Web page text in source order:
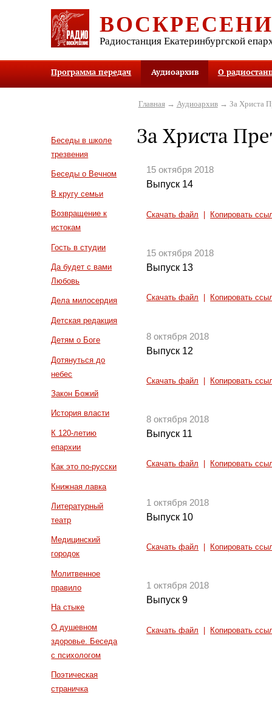
Радиостанция Екатеринбургской
Программа передач Аудиоархив О
Беседы в школе
трезвения
Беседы о Вечном
В кругу семьи
Возвращение к
истокам
Гость в студии
Да будет с вами
Любовь
Дела милосердия
Детская редакция
Детям о Боге
Дотянуться до
небес
Закон Божий
История власти
К 120-летию
епархии
Как это по-русски
Книжная лавка
Литературный
театр
Медицинский
городок
Молитвенное
правило
На стыке
О душевном
здоровье. Беседа
с психологом
Поэтическая
страничка
Главная→ Аудиоархив→ За Христа
За Христа
15 октября 2018
Выпуск 14
Скачать файл Копировать
15 октября 2018
Выпуск 13
Скачать файл Копировать
8 октября 2018
Выпуск 12
Скачать файл Копировать
8 октября 2018
Выпуск 11
Скачать файл Копировать
1 октября 2018
Выпуск 10
Скачать файл Копировать
1 октября 2018
Выпуск 9
Скачать файл Копировать